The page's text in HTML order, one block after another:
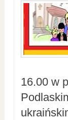
16.00 w